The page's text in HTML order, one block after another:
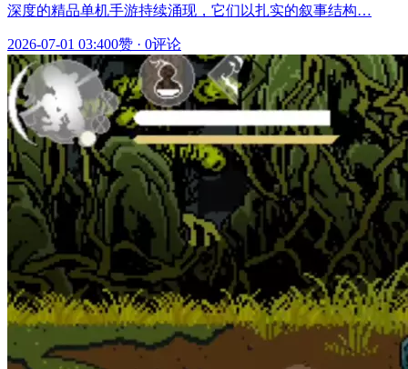
深度的精品单机手游持续涌现，它们以扎实的叙事结构…
2026-07-01 03:400赞 · 0评论